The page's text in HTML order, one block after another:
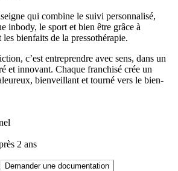
qui combine le suivi personnalisé,
inbody, le sport et bien être grâce à
bienfaits de la pressothérapie.
c’est entreprendre avec sens, dans un
et innovant. Chaque franchisé crée un
bienveillant et tourné vers le bien-
2 ans
Demander une documentation